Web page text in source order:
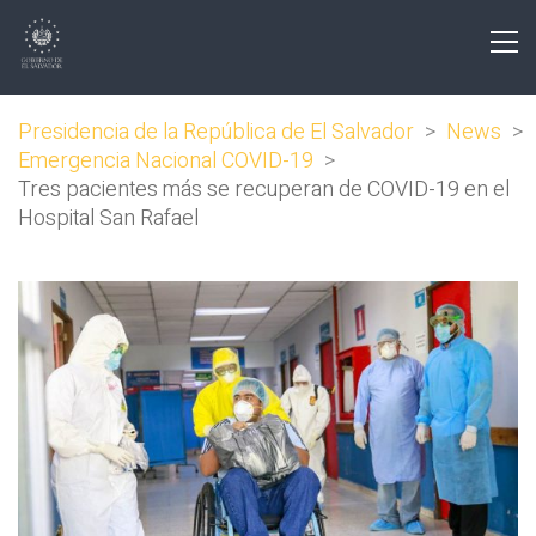
Presidencia de la República de El Salvador > News >
Emergencia Nacional COVID-19 >
Tres pacientes más se recuperan de COVID-19 en el
Hospital San Rafael